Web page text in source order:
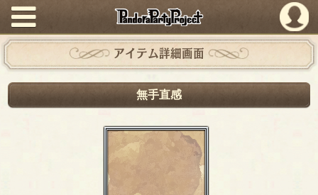
PandoraPartyProject
アイテム詳細画面
無手直感